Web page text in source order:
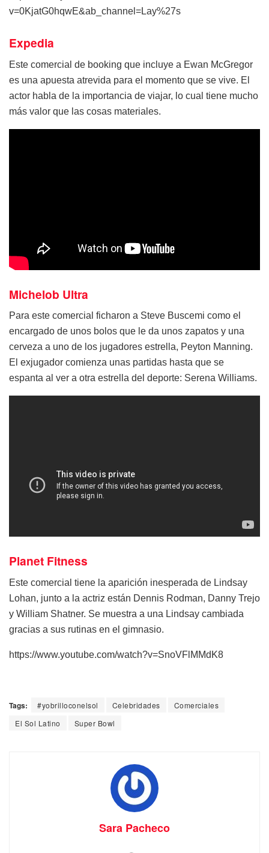
v=0KjatG0hqwE&ab_channel=Lay%27s
Expedia
Este comercial de booking que incluye a Ewan McGregor
es una apuesta atrevida para el momento que se vive. El
actor habla de la importancia de viajar, lo cual tiene mucho
más valor que las cosas materiales.
Michelob Ultra
Para este comercial ficharon a Steve Buscemi como el
encargado de unos bolos que le da unos zapatos y una
cerveza a uno de los jugadores estrella, Peyton Manning.
El exjugador comienza unas partidas hasta que se
espanta al ver a otra estrella del deporte: Serena Williams.
Planet Fitness
Este comercial tiene la aparición inesperada de Lindsay
Lohan, junto a la actriz están Dennis Rodman, Danny Trejo
y William Shatner. Se muestra a una Lindsay cambiada
gracias a sus rutinas en el gimnasio.
https://www.youtube.com/watch?v=SnoVFlMMdK8
Tags: #yobrilloconelsol Celebridades
Comerciales
El Sol Latino
Super Bowl
Sara Pacheco